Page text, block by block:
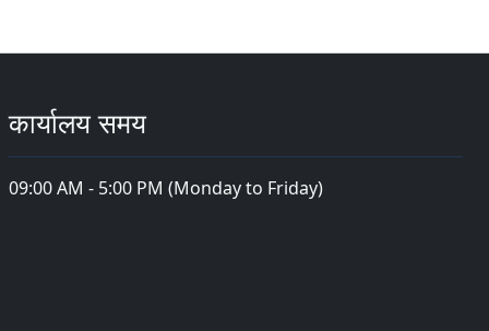
कार्यालय समय
09:00 AM - 5:00 PM (Monday to Friday)